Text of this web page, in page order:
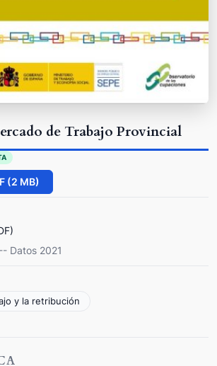
de Trabajo Provincial
(2 MB)
Datos 2021
y la retribución